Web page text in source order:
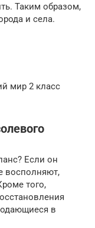
Таким образом,
и села.
мир 2 класс
Если он
восполняют,
того,
в